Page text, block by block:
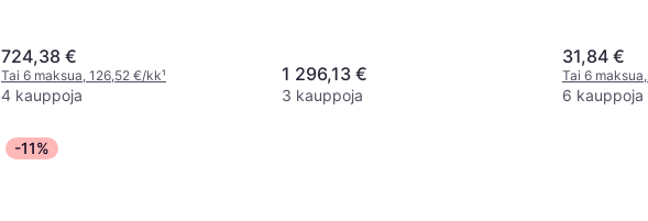
724,38 €
Tai 6 maksua, 126,52 €/kk¹
4 kauppoja
1 296,13 €
3 kauppoja
31,84 €
Tai 6
6 kauppoja
-11%